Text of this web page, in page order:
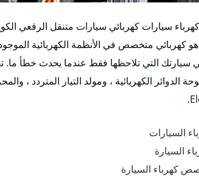
سيارات كهربائي سيارات متنقل الرقعي
كهربائي متخصص في الأنظمة الكهربائية
سيارتك التي تلاحظها فقط عندما يحدث خطأ ما.
السيارات
السيارة
كهرباء السيارة